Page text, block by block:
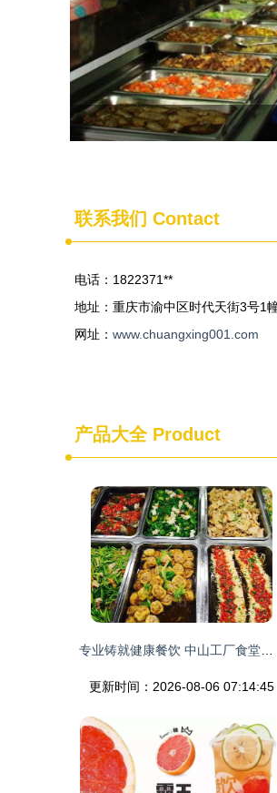
联系我们 Contact
电话：1822371**
地址：重庆市渝中区时代天街3号1
网址： www.chuangxing001.com
产品大全Product
更新时间：2026-08-06 07:14:45